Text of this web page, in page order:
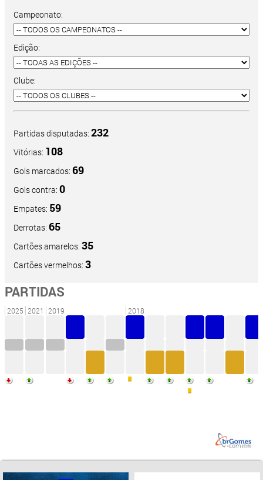
Campeonato:
Edição:
Clube:
Partidas disputadas: 232
Vitórias: 108
Gols marcados: 69
Gols contra: 0
Empates: 59
Derrotas: 65
Cartões amarelos: 35
Cartões vermelhos: 3
PARTIDAS
2025 2021 2019 2018